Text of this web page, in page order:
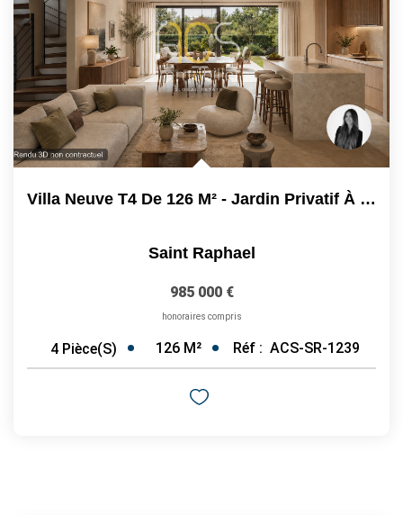
ESTIMER / EXPERTISER
LOUER
GÉRER
Villa Neuve T4 De 126 M² - Jardin Privatif À Saint-Raphaël...
Saint Raphael
985 000 €
honoraires compris
4 Pièce(s) 126 M² Réf : ACS-SR-1239